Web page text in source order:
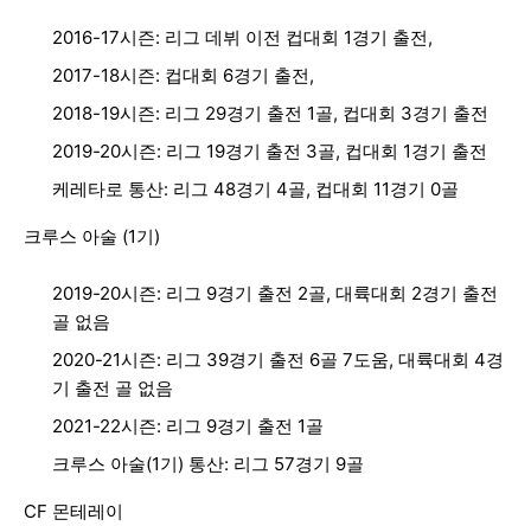
2016-17시즌: 리그 데뷔 이전 컵대회 1경기 출전,
2017-18시즌: 컵대회 6경기 출전,
2018-19시즌: 리그 29경기 출전 1골, 컵대회 3경기 출전
2019-20시즌: 리그 19경기 출전 3골, 컵대회 1경기 출전
케레타로 통산: 리그 48경기 4골, 컵대회 11경기 0골
크루스 아술 (1기)
2019-20시즌: 리그 9경기 출전 2골, 대륙대회 2경기 출전
골 없음
2020-21시즌: 리그 39경기 출전 6골 7도움, 대륙대회 4경
기 출전 골 없음
2021-22시즌: 리그 9경기 출전 1골
크루스 아술(1기) 통산: 리그 57경기 9골
CF 몬테레이